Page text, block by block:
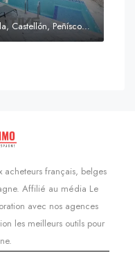
C. Guatemala, 6, 12598 Peñíscola, Castellón, Peñíscola, Communauté valencienne
acheteurs français, belges
Affilié au média Le
avec nos agences
les meilleurs outils pour